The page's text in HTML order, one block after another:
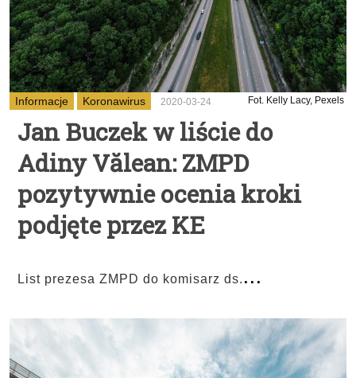
Informacje Koronawirus 2020-03-24 Fot. Kelly Lacy, Pexels
Jan Buczek w liście do
Adiny Vălean: ZMPD
pozytywnie ocenia kroki
podjęte przez KE
List prezesa ZMPD do komisarz ds. ...